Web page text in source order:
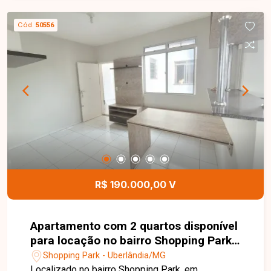
este imóvel.
Cód. 50556
R$ 190.000,00 V
Apartamento com 2 quartos disponível
para locação no bairro Shopping Park
em Uberlândia-MG
Shopping Park - Uberlândia/MG